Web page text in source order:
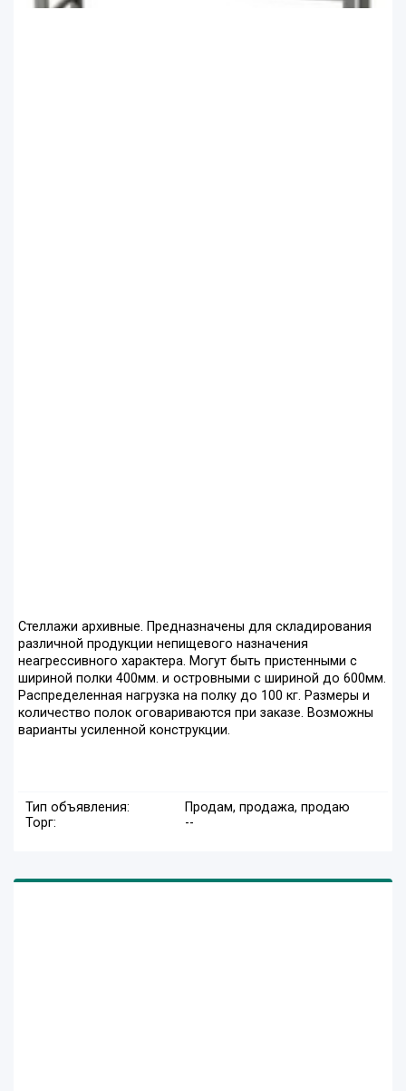
Стеллажи архивные. Предназначены для складирования
различной продукции непищевого назначения
неагрессивного характера. Могут быть пристенными с
шириной полки 400мм. и островными с шириной до 600мм.
Распределенная нагрузка на полку до 100 кг. Размеры и
количество полок оговариваются при заказе. Возможны
варианты усиленной конструкции.
Тип объявления:
Продам, продажа, продаю
Торг:
--